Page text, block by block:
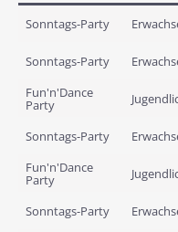
Sonntags-Party
Sonntags-Party
Fun'n'Dance
Party
Sonntags-Party
Fun'n'Dance
Party
Sonntags-Party